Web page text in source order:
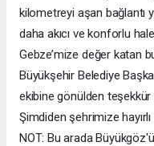
kilometreyi aşan bağlantı
daha akıcı ve konforlu
Gebze’mize değer katan
Büyükşehir Belediye
ekibine gönülden teşekkür
Şimdiden şehrimize
NOT: Bu arada